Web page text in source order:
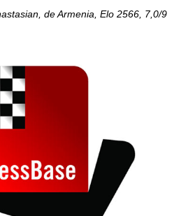
de Armenia, Elo 2566, 7,0/9